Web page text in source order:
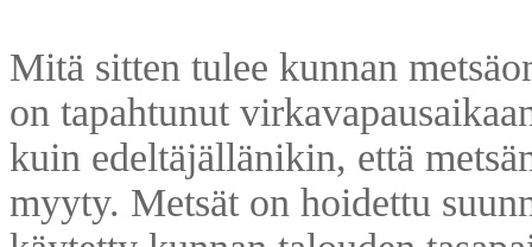
Mitä sitten tulee kunnan
on tapahtunut
kuin edeltäjällänikin, että
myyty. Metsät on hoidettu